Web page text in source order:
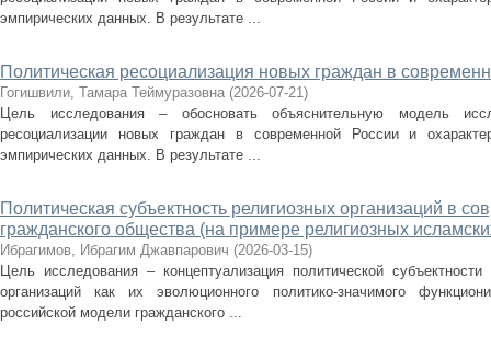
эмпирических данных. В результате ...
Политическая ресоциализация новых граждан в
Гогишвили, Тамара Теймуразовна (2026-07-21)
Цель исследования – обосновать объяснительную модель
ресоциализации новых граждан в современной России и
эмпирических данных. В результате ...
Политическая субъектность религиозных организаций в
гражданского общества (на примере религиозных
Ибрагимов, Ибрагим Джавпарович (2026-03-15)
Цель исследования – концептуализация политической
организаций как их эволюционного политико-значимого
российской модели гражданского ...